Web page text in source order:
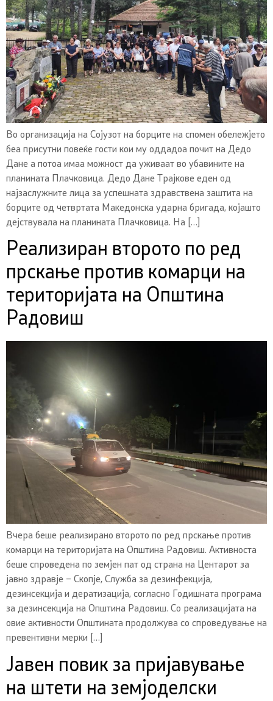
Во организација на Сојузот на борците на спомен обележјето
беа присутни повеќе гости кои му оддадоа почит на Дедо
Дане а потоа имаа можност да уживаат во убавините на
планината Плачковица. Дедо Дане Трајкове еден од
најзаслужните лица за успешната здравствена заштита на
борците од четвртата Македонска ударна бригада, којашто
дејствувала на планината Плачковица. На […]
Реализиран второто по ред
прскање против комарци на
територијата на Општина
Радовиш
Вчера беше реализирано второто по ред прскање против
комарци на територијата на Општина Радовиш. Активноста
беше спроведена по земјен пат од страна на Центарот за
јавно здравје – Скопје, Служба за дезинфекција,
дезинсекција и дератизација, согласно Годишната програма
за дезинсекција на Општина Радовиш. Со реализацијата на
овие активности Општината продолжува со спроведување на
превентивни мерки […]
Јавен повик за пријавување
на штети на земјоделски